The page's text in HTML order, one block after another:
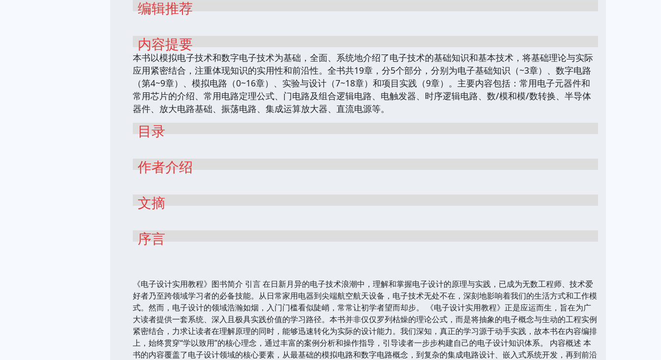
编辑推荐
内容提要
本书以模拟电子技术和数字电子技术为基础，全面、系统地介绍了电子技术的基础知识和基本技术，将基础理论与实际
应用紧密结合，注重体现知识的实用性和前沿性。全书共19章，分5个部分，分别为电子基础知识（~3章）、数字电路
（第4~9章）、模拟电路（0~16章）、实验与设计（7~18章）和项目实践（9章）。主要内容包括：常用电子元器件和
常用芯片的介绍、常用电路定理公式、门电路及组合逻辑电路、电触发器、时序逻辑电路、数/模和模/数转换、半导体
器件、放大电路基础、振荡电路、集成运算放大器、直流电源等。
目录
作者介绍
文摘
序言
《电子设计实用教程》图书简介 引言 在日新月异的电子技术浪潮中，理解和掌握电子设计的原理与实践，已成为无数工程师、技术爱
好者乃至跨领域学习者的必备技能。从日常家用电器到尖端航空航天设备，电子技术无处不在，深刻地影响着我们的生活方式和工作模
式。然而，电子设计的领域浩瀚如烟，入门门槛看似陡峭，常常让初学者望而却步。 《电子设计实用教程》正是应运而生，旨在为广
大读者提供一套系统、深入且极具实践价值的学习路径。本书并非仅仅罗列枯燥的理论公式，而是将抽象的电子概念与生动的工程实例
紧密结合，力求让读者在理解原理的同时，能够迅速转化为实际的设计能力。我们深知，真正的学习源于动手实践，故本书在内容编排
上，始终贯穿“学以致用”的核心理念，通过丰富的案例分析和操作指导，引导读者一步步构建自己的电子设计知识体系。 内容概述 本
书的内容覆盖了电子设计领域的核心要素，从最基础的模拟电路和数字电路概念，到复杂的集成电路设计、嵌入式系统开发，再到前沿